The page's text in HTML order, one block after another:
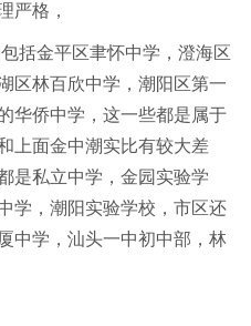
严格，
括金平区聿怀中学，澄海区
区林百欣中学，潮阳区第一
华侨中学，这一些都是属于
上面金中潮实比有较大差
是私立中学，金园实验学
学，潮阳实验学校，市区还
中学，汕头一中初中部，林